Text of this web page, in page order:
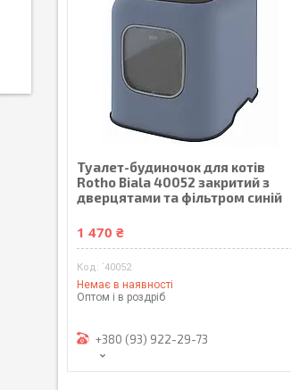
Туалет-будиночок для котів
Rotho Biala 40052 закритий з
дверцятами та фільтром синій
1 470 ₴
`40052
Немає в наявності
Оптом і в роздріб
+380 (93) 922-29-73